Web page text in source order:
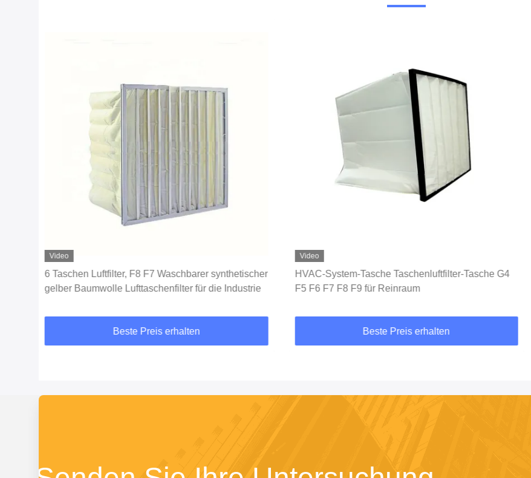
Video
6 Taschen Luftfilter, F8 F7 Waschbarer synthetischer
gelber Baumwolle Lufttaschenfilter für die Industrie
Beste Preis erhalten
Video
HVAC-System-Tasche Taschenluftfilter-Tasche G4
F5 F6 F7 F8 F9 für Reinraum
Beste Preis erhalten